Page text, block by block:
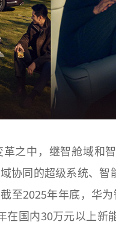
之中，继智舱域和
协同的超级系统、
至2025年年底，华
在国内30万元以上新